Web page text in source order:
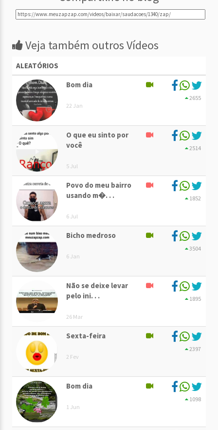
Veja também outros Vídeos
ALEATÓRIOS
Bom dia
22 Jan
2655
O que eu sinto por
você
5 Jul
2514
Povo do meu bairro
usando m�. . .
6 Jul
1852
Bicho medroso
6 Jan
3504
Não se deixe levar
pelo ini. . .
26 Mar
1895
Sexta-feira
2 Fev
2397
Bom dia
1 Jun
1098